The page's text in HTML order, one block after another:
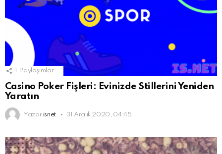
1 Paylaşımlar
Casino Poker Fişleri: Evinizde Stillerini Yeniden
Yaratın
Yazar isnet 31 Aralık 2020, 04:45